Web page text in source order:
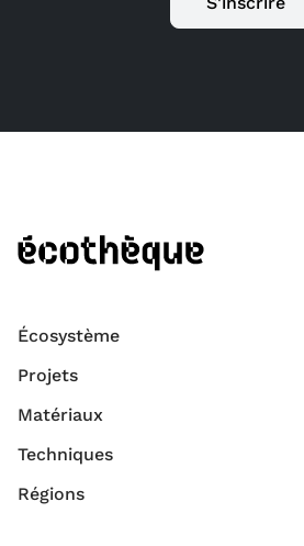
Écosystème
Projets
Matériaux
Techniques
Régions